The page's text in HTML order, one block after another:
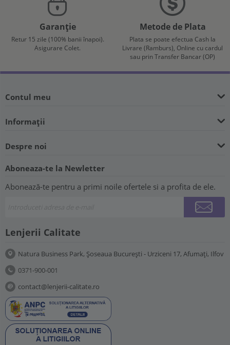
Garanție
Retur 15 zile (100% banii înapoi).
Asigurare Colet.
Metode de Plata
Plata se poate efectua Cash la
Livrare (Ramburs), Online cu cardul
sau prin Transfer Bancar (OP)
Contul meu
Informații
Despre noi
Aboneaza-te la Newletter
Abonează-te pentru a primi noile ofertele si a profita de ele.
Lenjerii Calitate
Natura Business Park, Șoseaua București - Urziceni 17, Afumați, Ilfov
0371-900-001
contact@lenjerii-calitate.ro